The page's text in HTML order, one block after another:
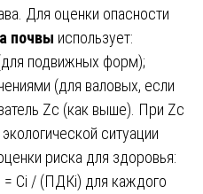
Для оценки опасности
почвы использует:
подвижных форм);
(для валовых, если
Zc (как выше). При Zc
ситуации
риска для здоровья:
= Ci / (ПДКi) для каждого